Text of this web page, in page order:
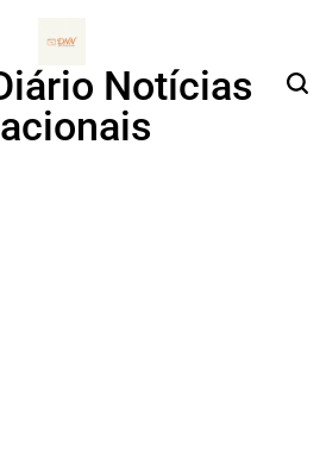
Notícias